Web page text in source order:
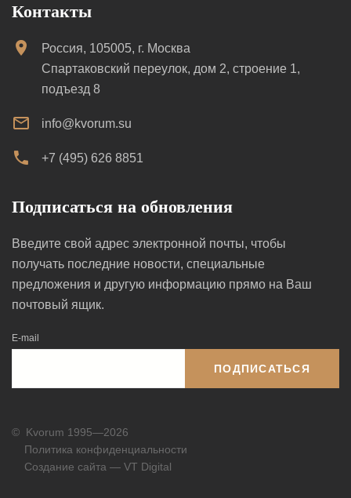
Контакты
Россия, 105005, г. Москва
Спартаковский переулок, дом 2, строение 1,
подъезд 8
info@kvorum.su
+7 (495) 626 8851
Подписаться на обновления
Введите свой адрес электронной почты, чтобы
получать последние новости, специальные
предложения и другую информацию прямо на Ваш
почтовый ящик.
E-mail
ПОДПИСАТЬСЯ
© Kvorum 1995—2026
Политика конфиденциальности
Создание сайта — VT Digital